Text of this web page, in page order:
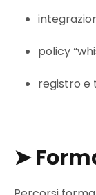
policy
registro e
➤